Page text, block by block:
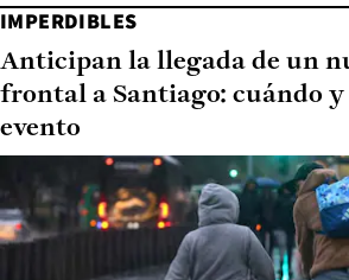
IMPERDIBLES
Anticipan la llegada de un
frontal a Santiago: cuándo y
evento